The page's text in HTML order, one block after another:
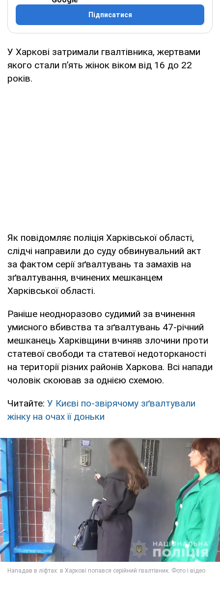
Підписатися
У Харкові затримали гвалтівника, жертвами
якого стали п’ять жінок віком від 16 до 22
років.
Як повідомляє поліція Харківської області,
слідчі направили до суду обвинувальний акт
за фактом серії зґвалтувань та замахів на
зґвалтування, вчинених мешканцем
Харківської області.
Раніше неодноразово судимий за вчинення
умисного вбивства та зґвалтувань 47-річний
мешканець Харківщини вчиняв злочини проти
статевої свободи та статевої недоторканості
на території різних районів Харкова. Всі напади
чоловік скоював за однією схемою.
Читайте: У Києві по-звірячому зґвалтували
жінку на очах її доньки